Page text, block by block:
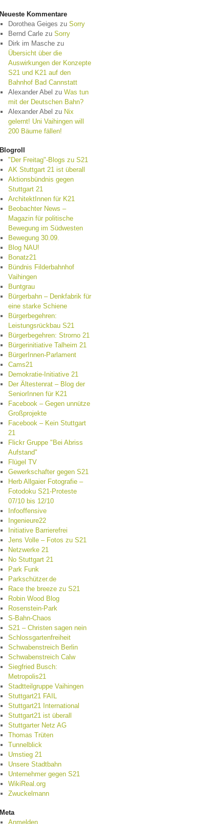
Neueste Kommentare
Dorothea Geiges zu Sorry
Bernd Carlezu Sorry
Dirk im Maschezu
Übersicht über die
Auswirkungen der Konzepte
S21 und K21 auf den
Bahnhof Bad Cannstatt
Alexander Abel zu Was tun
mit der Deutschen Bahn?
Alexander Abel zu Nix
gelernt! Uni Vaihingen will
200 Bäume fällen!
Blogroll
"Der Freitag"-Blogs zu S21
AK Stuttgart 21 ist überall
Aktionsbündnis gegen
Stuttgart 21
ArchitektInnen für K21
Beobachter News –
Magazin für politische
Bewegung im Südwesten
Bewegung 30.09.
Blog NAU!
Bonatz21
Bündnis Filderbahnhof
Vaihingen
Buntgrau
Bürgerbahn – Denkfabrik für
eine starke Schiene
Bürgerbegehren:
Leistungsrückbau S21
Bürgerbegehren: Strorno 21
Bürgerinitiative Talheim 21
BürgerInnen-Parlament
Cams21
Demokratie-Initiative 21
Der Ältestenrat – Blog der
SeniorInnen für K21
Facebook – Gegen unnütze
Großprojekte
Facebook – Kein Stuttgart
21
Flickr Gruppe "Bei Abriss
Aufstand"
Flügel TV
Gewerkschafter gegen S21
Herb Allgaier Fotografie –
Fotodoku S21-Proteste
07/10 bis 12/10
Infooffensive
Ingenieure22
Initiative Barrierefrei
Jens Volle – Fotos zu S21
Netzwerke 21
No Stuttgart 21
Park Funk
Parkschützer.de
Race the breeze zu S21
Robin Wood Blog
Rosenstein-Park
S-Bahn-Chaos
S21 – Christen sagen nein
Schlossgartenfreiheit
Schwabenstreich Berlin
Schwabenstreich Calw
Siegfried Busch:
Metropolis21
Stadtteilgruppe Vaihingen
Stuttgart21 FAIL
Stuttgart21 International
Stuttgart21 ist überall
Stuttgarter Netz AG
Thomas Trüten
Tunnelblick
Umstieg 21
Unsere Stadtbahn
Unternehmer gegen S21
WikiReal.org
Zwuckelmann
Meta
Anmelden